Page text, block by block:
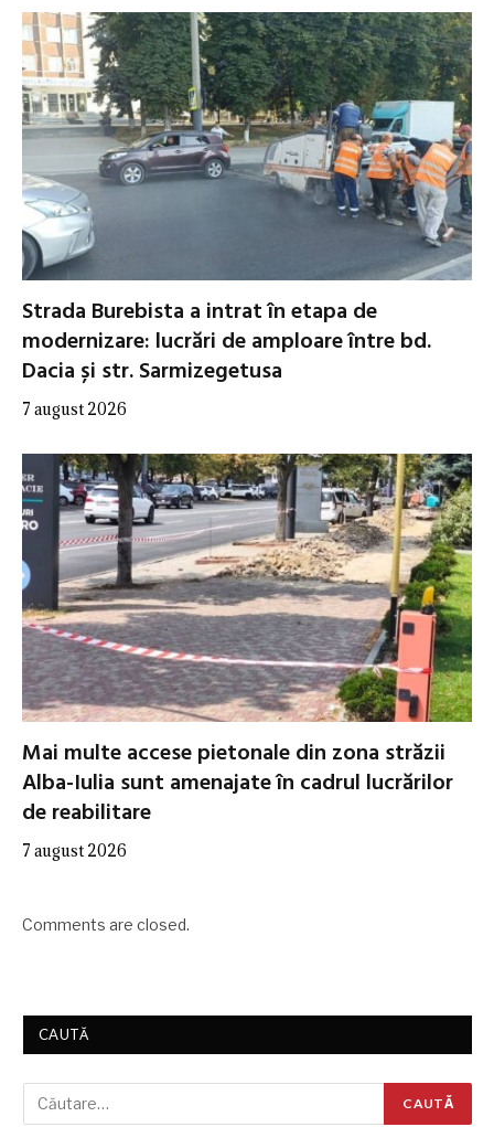
Strada Burebista a intrat în etapa de
modernizare: lucrări de amploare între bd.
Dacia și str. Sarmizegetusa
7 august 2026
Mai multe accese pietonale din zona străzii
Alba-Iulia sunt amenajate în cadrul lucrărilor
de reabilitare
7 august 2026
Comments are closed.
CAUTĂ